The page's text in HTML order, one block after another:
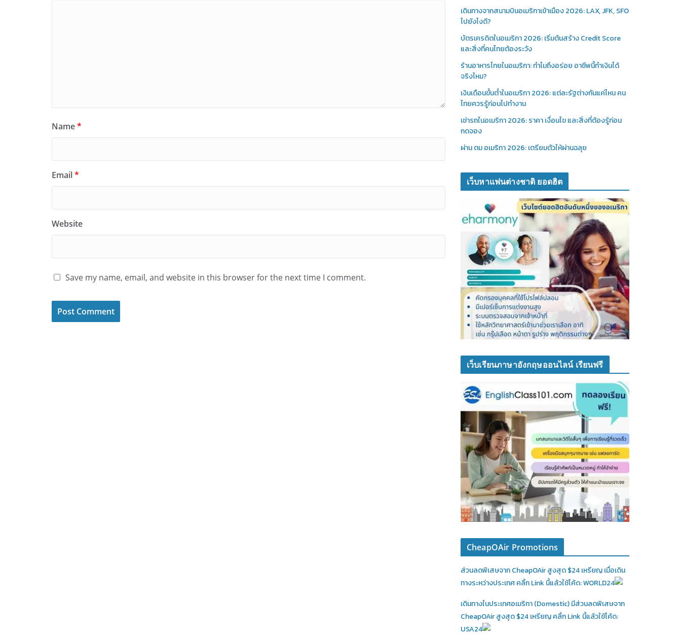
Name*
Email*
Website
Save my name, email, and website in this browser for the next time I comment.
เดินทางจากสนามบินอเมริกาเข้าเมือง 2026: LAX, JFK, SFO
ไปยังไงดี?
บัตรเครดิตในอเมริกา 2026: เริ่มต้นสร้าง Credit Score
และสิ่งที่คนไทยต้องระวัง
ร้านอาหารไทยในอเมริกา: ทำไมถึงอร่อย อาชีพนี้ทำเงินได้
จริงไหม?
เงินเดือนขั้นต่ำในอเมริกา 2026: แต่ละรัฐต่างกันแค่ไหน คน
ไทยควรรู้ก่อนไปทำงาน
เช่ารถในอเมริกา 2026: ราคา เงื่อนไข และสิ่งที่ต้องรู้ก่อน
กดจอง
ผ่าน ตม อเมริกา 2026: เตรียมตัวให้ผ่านฉลุย
เว็บหาแฟนต่างชาติ ยอดฮิต
เว็บเรียนภาษาอังกฤษออนไลน์ เรียนฟรี
CheapOAir Promotions
ส่วนลดพิเสษจาก CheapOAir สูงสุด $24 เหรียญ เมื่อเดิน
ทางระหว่างประเทศ คลิ้ก Link นี้แล้วใช้โค้ด: WORLD24
เดินทางในประเทศอเมริกา (Domestic)มีส่วนลดพิเสษจาก
CheapOAir สูงสุด $24 เหรียญ คลิ้ก Link นี้แล้วใช้โค้ด:
USA24